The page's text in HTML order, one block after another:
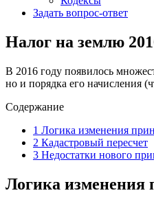
Задать вопрос-ответ
Налог на землю
В 2016 году появилось
но и порядка его начисления
Содержание
1 Логика изменения
2 Кадастровый пересчет
3 Недостатки нового
Логика изменения